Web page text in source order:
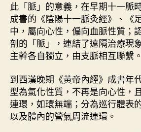
此「脈」的意義，在早期十一脈
成書的《陰陽十一脈灸經》、《
中，屬向心性，偏向血脈性質；
剖的「脈」，連結了遠隔治療現
主幹各自獨立，由支脈相互聯繫。
到西漢晚期《黃帝內經》成書年
型為氣化性質，不再是向心性，
連環，如環無端；分為巡行體表
以及體內的營氣周流連環。